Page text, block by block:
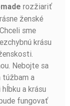
rozžiariť
ženské
sme
krásu
Nebojte sa
túžbam a
a krásu
fungovať